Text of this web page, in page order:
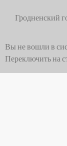
Гродненский
Вы не вошли в
Переключить на